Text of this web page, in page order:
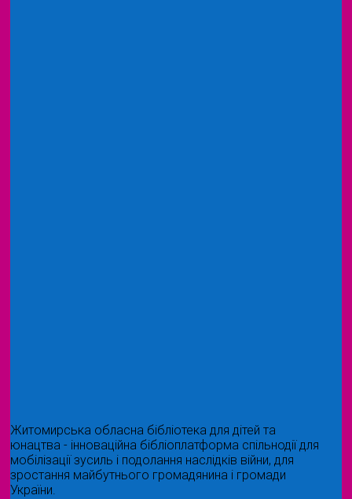
Житомирська обласна бібліотека для дітей та
юнацтва - інноваційна бібліоплатформа спільнодії для
мобілізації зусиль і подолання наслідків війни, для
зростання майбутнього громадянина і громади
України.